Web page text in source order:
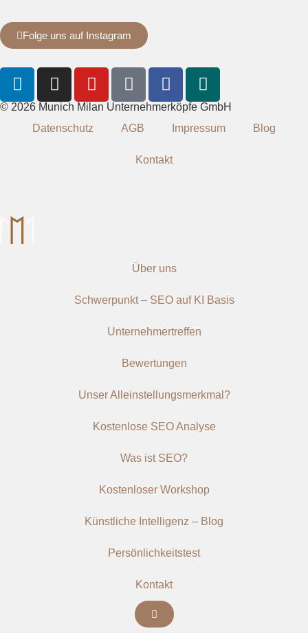
Folge uns auf Instagram
© 2026 Munich Milan Unternehmerköpfe GmbH
Datenschutz
AGB Impressum Blog
Kontakt
Über uns
Schwerpunkt – SEO auf KI Basis
Unternehmertreffen
Bewertungen
Unser Alleinstellungsmerkmal?
Kostenlose SEO Analyse
Was ist SEO?
Kostenloser Workshop
Künstliche Intelligenz – Blog
Persönlichkeitstest
Kontakt